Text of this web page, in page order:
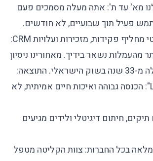
מא' עד ת': אתה מעלה מסמכים פעם
פעיל תוך שבועיים, לא חודשים.
גב-אופיס אוטומטי מחליף פקידות, מזכירות ועלויות CRM:
מהעמלות נשאר בידיך. מאחורינו ניסיון
מצטבר של למעלה מ-33 שנה בשוק הישראלי. התוצאה:
מודל "Life Profit": הכנסה גבוהה ואיכות חיים אמיתית, לא
חיתום דיגיטלי ולידים מגיעים
בכל החברות: צוות הקליטה מטפל